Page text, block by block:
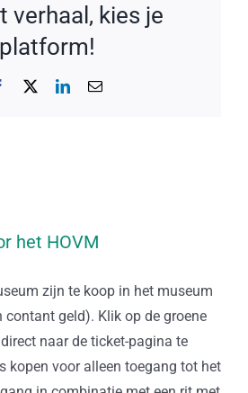
verhaal, kies je
platform!
Facebook LinkedIn
E-
het HOVM
zijn te koop in het museum
contant geld). Klik op de groene
naar de ticket-pagina te
kopen voor alleen toegang tot het